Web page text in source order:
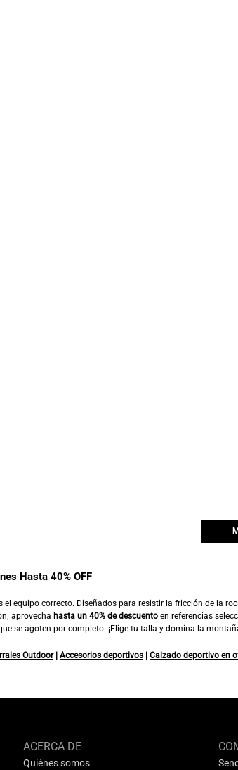
Hasta 40% OFF
equipo correcto. Diseñados para resistir la fricción de la
aprovecha hasta un 40% de descuento en referencias
se agoten por completo. ¡Elige tu talla y domina la
Outdoor| Accesorios deportivos | Calzado deportivo en
ACERCA DE
Quiénes somos